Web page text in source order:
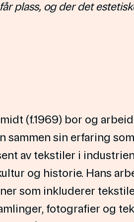
plass, og der det
(f.1969) bor og
sammen sin erfaring
av tekstiler i
og historie. Hans
som inkluderer
fotografier og